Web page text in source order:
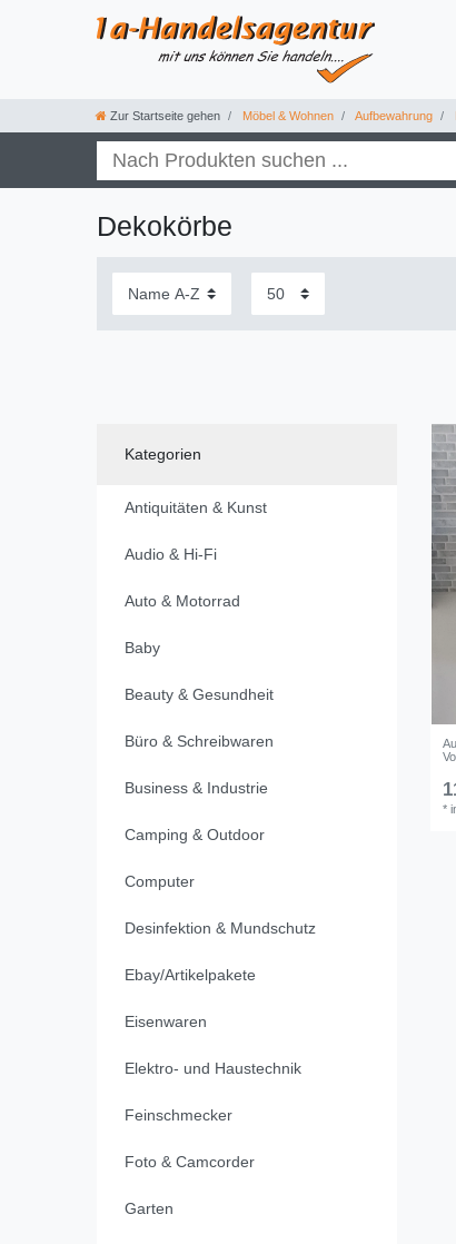
Zur Startseite gehen Möbel & Wohnen Aufbewahrung
Dekokörbe
Kategorien
Antiquitäten & Kunst
Audio & Hi-Fi
Auto & Motorrad
Baby
Beauty & Gesundheit
Büro & Schreibwaren
Business & Industrie
Camping & Outdoor
Computer
Desinfektion & Mundschutz
Ebay/Artikelpakete
Eisenwaren
Elektro- und Haustechnik
Feinschmecker
Foto & Camcorder
Garten
*